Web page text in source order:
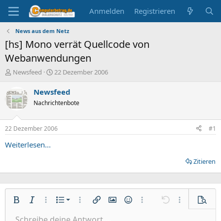
Anmelden Registrieren
News aus dem Netz
[hs] Mono verrät Quellcode von
Webanwendungen
E
s
t
e
e
r
Newsfeed
E
s
t
e
l
t
22 Dezember 2006
Newsfeed
Nachrichtenbote
22 Dezember 2006 #1
Weiterlesen...
Zitieren
Fett KursivWeitere Einstellungen…
Liste
Nummerierte Liste
Ungeordnete Liste
Weitere Einstellungen…
Link einfügen
Bild einfügen
SmileysWeitere Einstellungen…
Rückgängig
Weitere